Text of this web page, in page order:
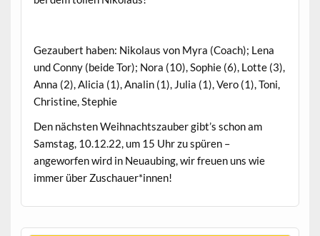
Gezaubert haben: Nikolaus von Myra (Coach); Lena
und Conny (beide Tor); Nora (10), Sophie (6), Lotte (3),
Anna (2), Alicia (1), Analin (1), Julia (1), Vero (1), Toni,
Christine, Stephie
Den nächsten Weihnachtszauber gibt’s schon am
Samstag, 10.12.22, um 15 Uhr zu spüren –
angeworfen wird in Neuaubing, wir freuen uns wie
immer über Zuschauer*innen!